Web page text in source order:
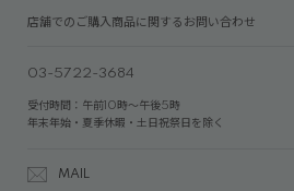
店舗でのご購入商品に関するお問い合わせ
03-5722-3684
受付時間：午前10時～午後5時
年末年始・夏季休暇・土日祝祭日を除く
MAIL